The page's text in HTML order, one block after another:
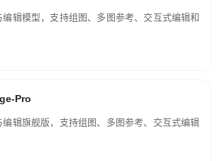
辑模型，支持组图、多图参考、交互式编辑和
Pro
辑旗舰版，支持组图、多图参考、交互式编辑